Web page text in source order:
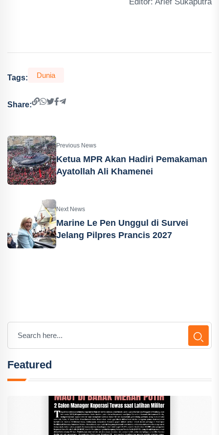
Tags: Dunia
Share:
Previous News
Ketua MPR Akan Hadiri Pemakaman
Ayatollah Ali Khamenei
Next News
Marine Le Pen Unggul di Survei
Jelang Pilpres Prancis 2027
Featured